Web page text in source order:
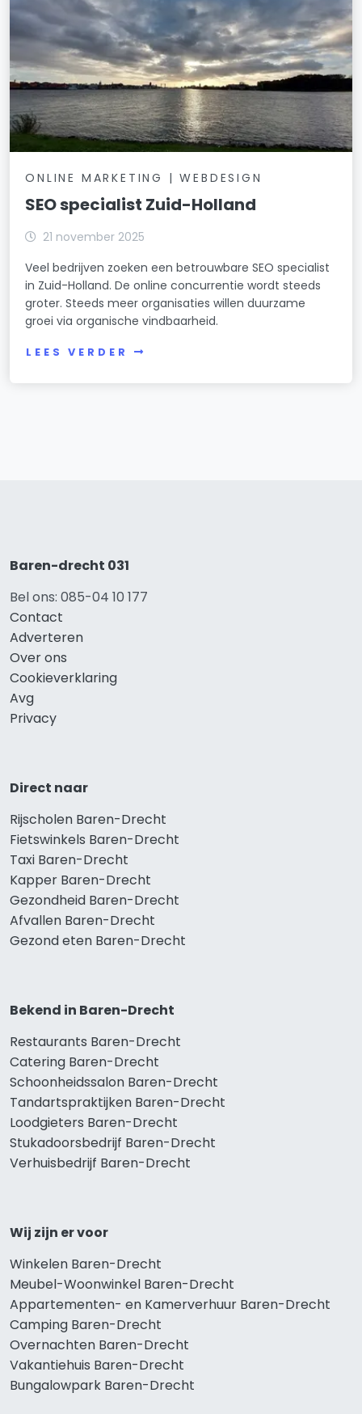
ONLINE MARKETING | WEBDESIGN
SEO specialist Zuid-Holland
21 november 2025
Veel bedrijven zoeken een betrouwbare SEO specialist
in Zuid-Holland. De online concurrentie wordt steeds
groter. Steeds meer organisaties willen duurzame
groei via organische vindbaarheid.
LEES VERDER
Baren-drecht 031
Bel ons: 085-04 10 177
Contact
Adverteren
Over ons
Cookieverklaring
Avg
Privacy
Direct naar
Rijscholen Baren-Drecht
Fietswinkels Baren-Drecht
Taxi Baren-Drecht
Kapper Baren-Drecht
Gezondheid Baren-Drecht
Afvallen Baren-Drecht
Gezond eten Baren-Drecht
Bekend in Baren-Drecht
Restaurants Baren-Drecht
Catering Baren-Drecht
Schoonheidssalon Baren-Drecht
Tandartspraktijken Baren-Drecht
Loodgieters Baren-Drecht
Stukadoorsbedrijf Baren-Drecht
Verhuisbedrijf Baren-Drecht
Wij zijn er voor
Winkelen Baren-Drecht
Meubel-Woonwinkel Baren-Drecht
Appartementen- en Kamerverhuur Baren-Drecht
Camping Baren-Drecht
Overnachten Baren-Drecht
Vakantiehuis Baren-Drecht
Bungalowpark Baren-Drecht